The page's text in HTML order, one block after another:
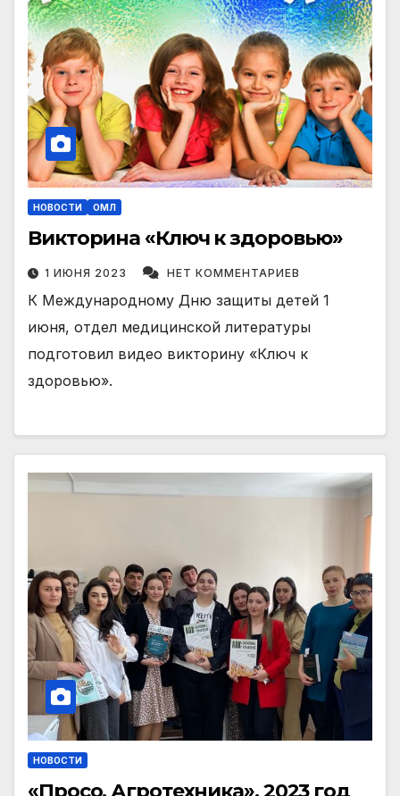
НОВОСТИ ОМЛ
Викторина «Ключ к здоровью»
1 ИЮНЯ 2023 НЕТ КОММЕНТАРИЕВ
К Международному Дню защиты детей 1
июня, отдел медицинской литературы
подготовил видео викторину «Ключ к
здоровью».
НОВОСТИ
«Просо. Агротехника». 2023 год